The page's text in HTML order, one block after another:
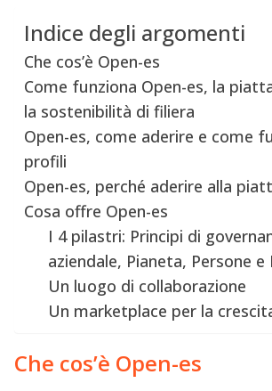
Indice degli argomenti
Che cos’è Open-es
Come funziona Open-es, la
la sostenibilità di filiera
Open-es, come aderire e come
profili
Open-es, perché aderire alla
Cosa offre Open-es
I 4 pilastri: Principi di
aziendale, Pianeta, Persone
Un luogo di collaborazione
Un marketplace per la
Che cos’è Open-es